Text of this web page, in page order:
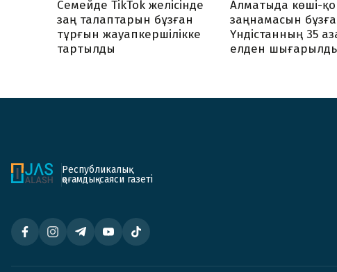
Семейде TikTok желісінде
заң талаптарын бұзған
тұрғын жауапкершілікке
тартылды
Алматыда көші-
заңнамасын
Үндістанның 35
елден
Республикалық
қоғамдық-саяси газеті